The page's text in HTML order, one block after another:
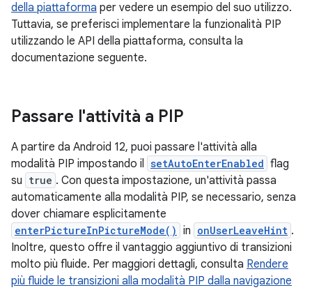
della piattaforma per vedere un esempio del suo utilizzo.
Tuttavia, se preferisci implementare la funzionalità PIP
utilizzando le API della piattaforma, consulta la
documentazione seguente.
Passare l'attività a PIP
A partire da Android 12, puoi passare l'attività alla
modalità PIP impostando il setAutoEnterEnabled flag
su true . Con questa impostazione, un'attività passa
automaticamente alla modalità PIP, se necessario, senza
dover chiamare esplicitamente
enterPictureInPictureMode() in onUserLeaveHint .
Inoltre, questo offre il vantaggio aggiuntivo di transizioni
molto più fluide. Per maggiori dettagli, consulta Rendere
più fluide le transizioni alla modalità PIP dalla navigazione